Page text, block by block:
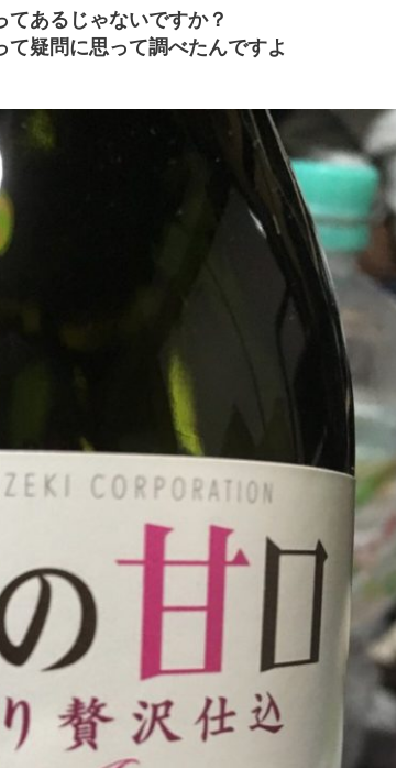
あるじゃないですか？
疑問に思って調べたんですよ